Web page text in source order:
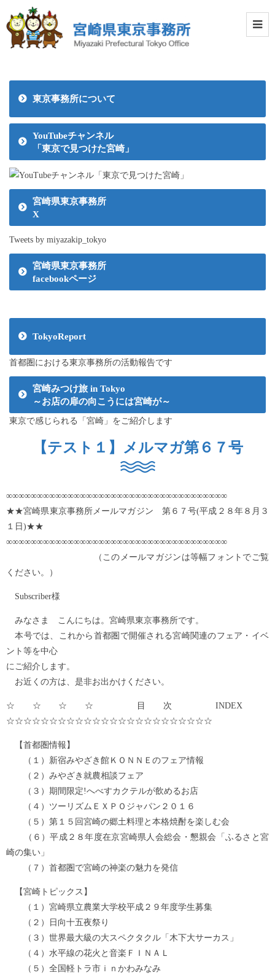
東京事務所について
YouTubeチャンネル
「東京で見つけた宮崎」
宮崎県東京事務所
X
Tweets by miyazakip_tokyo
宮崎県東京事務所
facebookページ
TokyoReport
首都圏における東京事務所の活動報告です
宮崎みつけ旅 in Tokyo
～お店の扉の向こうには宮崎が～
東京で感じられる「宮崎」をご紹介します
【テスト１】メルマガ第６７号
∞∞∞∞∞∞∞∞∞∞∞∞∞∞∞∞∞∞∞∞∞∞∞∞∞∞∞∞∞∞∞∞∞∞∞∞
★★宮崎県東京事務所メールマガジン 第６７号(平成２８年８月３
１日)★★
∞∞∞∞∞∞∞∞∞∞∞∞∞∞∞∞∞∞∞∞∞∞∞∞∞∞∞∞∞∞∞∞∞∞∞∞
（このメールマガジンは等幅フォントでご覧
ください。）
Subscriber様
みなさま こんにちは。宮崎県東京事務所です。
本号では、これから首都圏で開催される宮崎関連のフェア・イベ
ント等を中心
にご紹介します。
お近くの方は、是非お出かけください。
☆☆☆☆ 目次 INDEX
☆☆☆☆☆☆☆☆☆☆☆☆☆☆☆☆☆☆☆☆☆☆☆☆
【首都圏情報】
（１）新宿みやざき館ＫＯＮＮＥのフェア情報
（２）みやざき就農相談フェア
（３）期間限定!へべすカクテルが飲めるお店
（４）ツーリズムＥＸＰＯジャパン２０１６
（５）第１５回宮崎の郷土料理と本格焼酎を楽しむ会
（６）平成２８年度在京宮崎県人会総会・懇親会「ふるさと宮
崎の集い」
（７）首都圏で宮崎の神楽の魅力を発信
【宮崎トピックス】
（１）宮崎県立農業大学校平成２９年度学生募集
（２）日向十五夜祭り
（３）世界最大級の大スペクタクル「木下大サーカス」
（４）水平線の花火と音楽ＦＩＮＡＬ
（５）全国軽トラ市ｉｎかわみなみ